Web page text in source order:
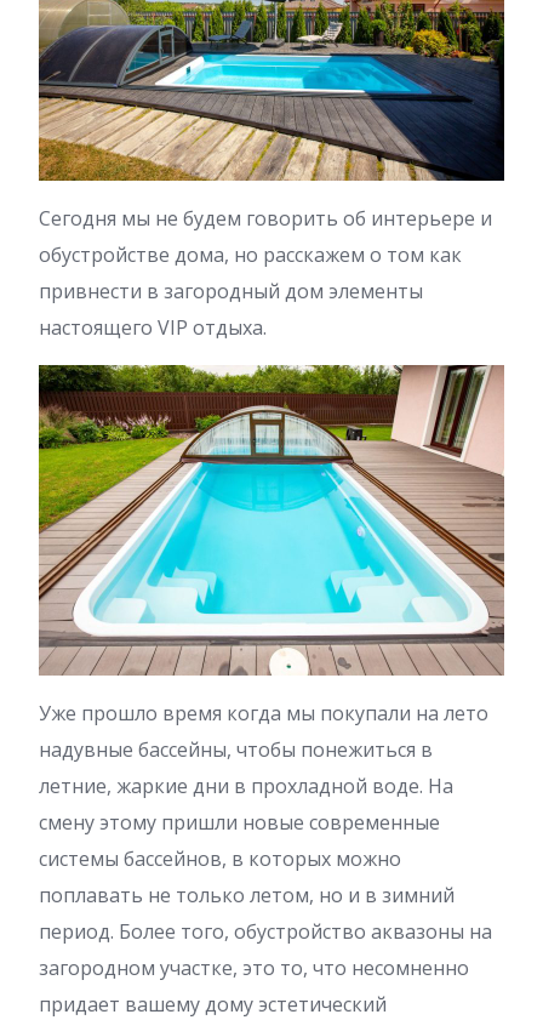
Сегодня мы не будем говорить об интерьере и
обустройстве дома, но расскажем о том как
привнести в загородный дом элементы
настоящего VIP отдыха.
Уже прошло время когда мы покупали на лето
надувные бассейны, чтобы понежиться в
летние, жаркие дни в прохладной воде. На
смену этому пришли новые современные
системы бассейнов, в которых можно
поплавать не только летом, но и в зимний
период. Более того, обустройство аквазоны на
загородном участке, это то, что несомненно
придает вашему дому эстетический